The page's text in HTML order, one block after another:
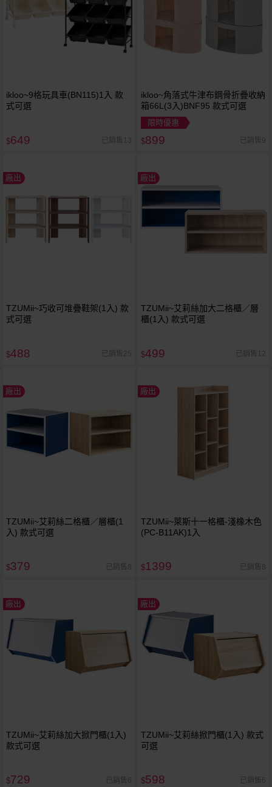
ikloo~9格玩具車(BN115)1入 款
式可選
$649 已銷售13
ikloo~角落式牛津布鋼骨折疊收納
箱66L(3入)BNF95 款式可選
限時優惠
$899 已銷售9
廠出
TZUMii~巧收可堆疊鞋架(1入) 款
式可選
$488 已銷售25
廠出
TZUMii~艾莉絲加大二格櫃／層
櫃(1入) 款式可選
$499 已銷售12
廠出
TZUMii~艾莉絲二格櫃／層櫃(1
入) 款式可選
$379 已銷售8
廠出
TZUMii~萊斯十一格櫃-淺橡木色
(PC-B11AK)1入
$1399 已銷售8
廠出
TZUMii~艾莉絲加大掀門櫃(1入)
款式可選
$729 已銷售6
廠出
TZUMii~艾莉絲掀門櫃(1入) 款式
可選
$598 已銷售6